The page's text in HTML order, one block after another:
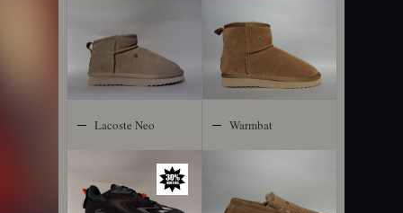
Lacoste Neo
Warmbat